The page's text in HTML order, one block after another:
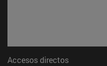
Accesos directos